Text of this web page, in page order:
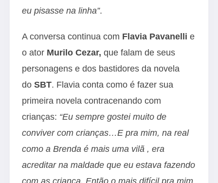
eu pisasse na linha”.
A conversa continua com Flavia Pavanelli e
o ator Murilo Cezar, que falam de seus
personagens e dos bastidores da novela
do SBT. Flavia conta como é fazer sua
primeira novela contracenando com
crianças: “Eu sempre gostei muito de
conviver com crianças…E pra mim, na real
como a Brenda é mais uma vilã , era
acreditar na maldade que eu estava fazendo
com as criança. Então o mais difícil pra mim